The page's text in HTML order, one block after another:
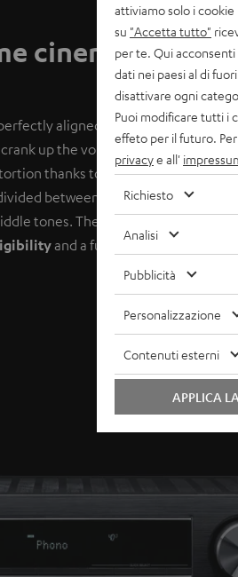
cinema
aligned tuning, allowing
up the volume on your next
thanks to the satellites’high
between a midrange driver and
tones. The centre is equipped
and a full, lush sound even at
attiviamo solo i cookie
su "Accetta tutto"
per te. Qui
dati nei paesi al di
disattivare ogni
Puoi modificare tutti i
effeto per il futuro.
privacye all'
Richiesto
Analisi
Pubblicità
Personalizzazione
Contenuti esterni
APPLICA